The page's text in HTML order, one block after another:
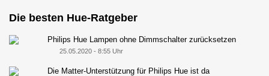
Die besten Hue-Ratgeber
Philips Hue Lampen ohne Dimmschalter zurücksetzen
25.05.2020 - 8:55 Uhr
Die Matter-Unterstützung für Philips Hue ist da